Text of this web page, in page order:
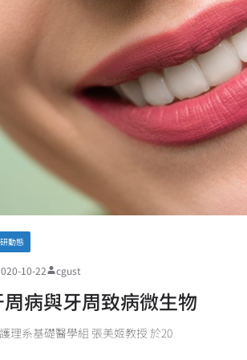
動態
10-22 cgust
周病與牙周致病微生物
理系基礎醫學組 張美姬教授 於20